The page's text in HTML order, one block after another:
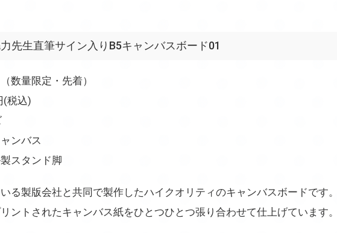
先生直筆サイン入りB5キャンバスボード01
量限定・先着）
込)
バス
タンド脚
る製版会社と共同で製作したハイクオリティのキャンバスボードです。
ントされたキャンバス紙をひとつひとつ張り合わせて仕上げています。